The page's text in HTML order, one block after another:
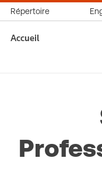
Répertoire
Accueil